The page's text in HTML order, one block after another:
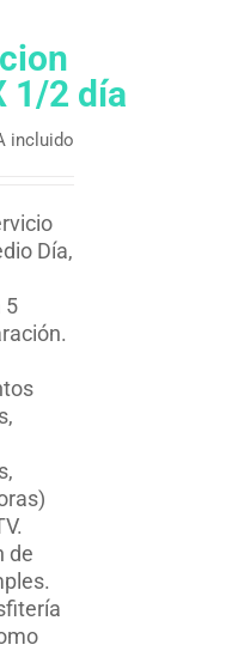
1/2 día
incluido
Día,
5
de